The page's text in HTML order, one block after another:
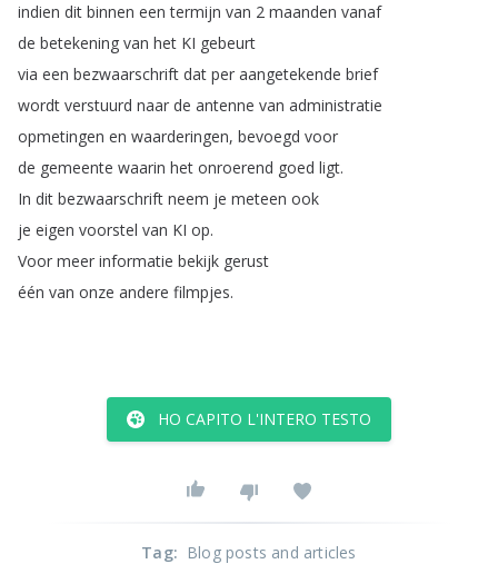
indien dit binnen een termijn van 2 maanden vanaf
de betekening van het KI gebeurt
via een bezwaarschrift dat per aangetekende brief
wordt verstuurd naar de antenne van administratie
opmetingen en waarderingen, bevoegd voor
de gemeente waarin het onroerend goed ligt.
In dit bezwaarschrift neem je meteen ook
je eigen voorstel van KI op.
Voor meer informatie bekijk gerust
één van onze andere filmpjes.
HO CAPITO L'INTERO TESTO
Tag: Blog posts and articles